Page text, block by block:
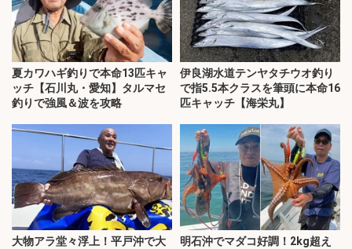
夏カワハギ釣りで本命13匹キャ
ッチ【石川丸・愛知】タルマセ
釣りで強風＆波を攻略
伊良湖水道テンヤタチウオ釣り
で指5.5本クラスを筆頭に本命16
匹キャッチ【海栄丸】
大物アラ堂々浮上！平戸沖で大
明石沖でマダコ好調！2kg超え